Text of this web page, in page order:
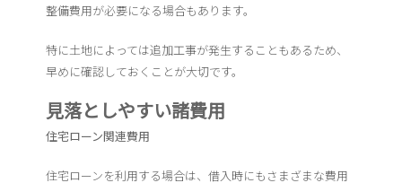
整備費用が必要になる場合もあります。
特に土地によっては追加工事が発生することもあるため、
早めに確認しておくことが大切です。
見落としやすい諸費用
住宅ローン関連費用
住宅ローンを利用する場合は、借入時にもさまざまな費用